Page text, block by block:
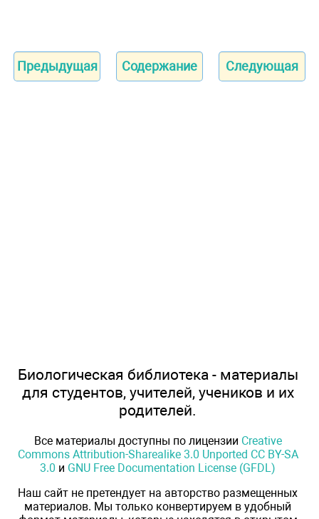
Предыдущая Содержание Следующая
Биологическая библиотека - материалы
для студентов, учителей, учеников и их
родителей.
Все материалы доступны по лицензии Creative
Commons Attribution-Sharealike 3.0 Unported CC BY-SA
3.0 и GNU Free Documentation License (GFDL)
Наш сайт не претендует на авторство размещенных
материалов. Мы только конвертируем в удобный